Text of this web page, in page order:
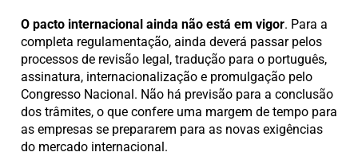
O pacto internacional ainda não está em vigor. Para a
completa regulamentação, ainda deverá passar pelos
processos de revisão legal, tradução para o português,
assinatura, internacionalização e promulgação pelo
Congresso Nacional. Não há previsão para a conclusão
dos trâmites, o que confere uma margem de tempo para
as empresas se prepararem para as novas exigências
do mercado internacional.